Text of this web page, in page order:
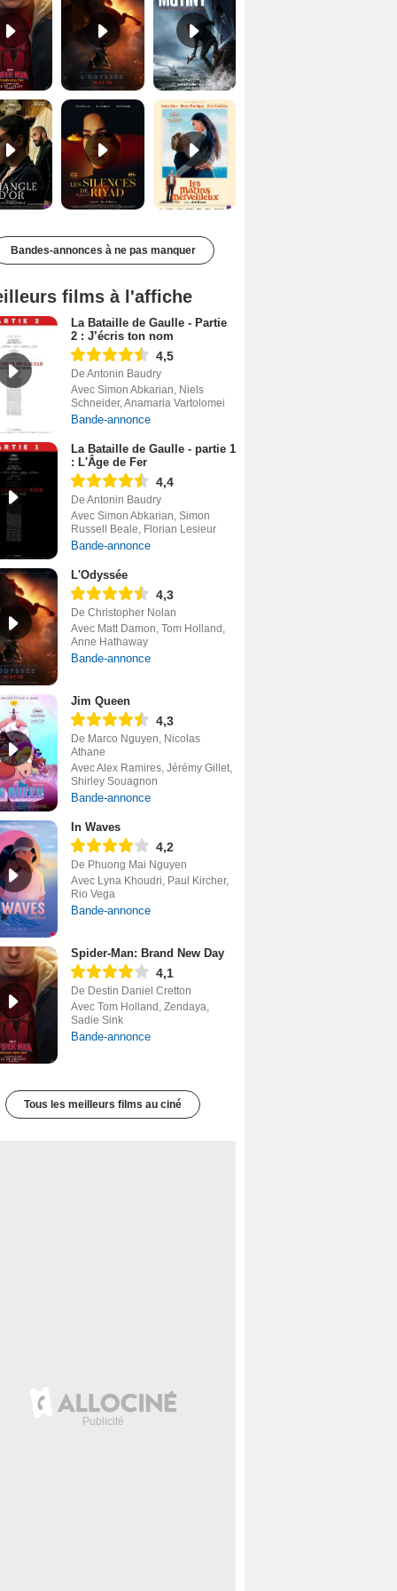
Les Silences de Riyad Bande-annonce VO STFR Les Matins merveilleux Bande-annonce VF
Bandes-annonces à ne pas manquer
films à l'affiche
La Bataille de Gaulle - Partie
2 : J’écris ton nom
4,5
De Antonin Baudry
Avec Simon Abkarian, Niels
Schneider, Anamaria Vartolomei
Bande-annonce
La Bataille de Gaulle - partie 1
: L'Âge de Fer
4,4
De Antonin Baudry
Avec Simon Abkarian, Simon
Russell Beale, Florian Lesieur
Bande-annonce
L'Odyssée
4,3
De Christopher Nolan
Avec Matt Damon, Tom Holland,
Anne Hathaway
Bande-annonce
Jim Queen
4,3
De Marco Nguyen, Nicolas
Athane
Avec Alex Ramires, Jérémy Gillet,
Shirley Souagnon
Bande-annonce
In Waves
4,2
De Phuong Mai Nguyen
Avec Lyna Khoudri, Paul Kircher,
Rio Vega
Bande-annonce
Spider-Man: Brand New Day
4,1
De Destin Daniel Cretton
Avec Tom Holland, Zendaya,
Sadie Sink
Bande-annonce
Tous les meilleurs films au ciné